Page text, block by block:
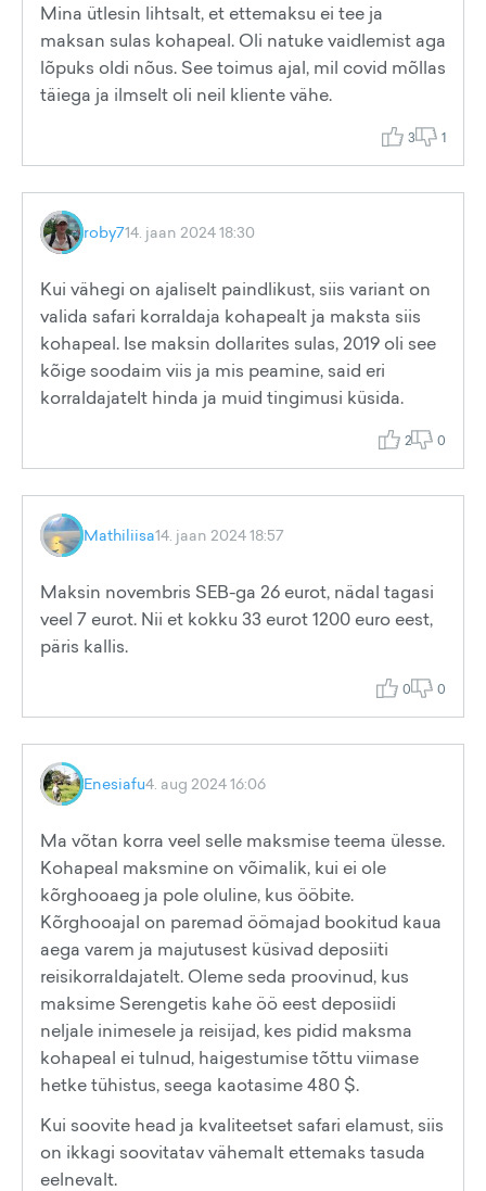
Mina ütlesin lihtsalt, et ettemaksu ei tee ja
maksan sulas kohapeal. Oli natuke vaidlemist aga
lõpuks oldi nõus. See toimus ajal, mil covid mõllas
täiega ja ilmselt oli neil kliente vähe.
3 1
roby714. jaan 2024 18:30
Kui vähegi on ajaliselt paindlikust, siis variant on
valida safari korraldaja kohapealt ja maksta siis
kohapeal. Ise maksin dollarites sulas, 2019 oli see
kõige soodaim viis ja mis peamine, said eri
korraldajatelt hinda ja muid tingimusi küsida.
2 0
Mathiliisa14. jaan 2024 18:57
Maksin novembris SEB-ga 26 eurot, nädal tagasi
veel 7 eurot. Nii et kokku 33 eurot 1200 euro eest,
päris kallis.
0 0
Enesiafu4. aug 2024 16:06
Ma võtan korra veel selle maksmise teema ülesse.
Kohapeal maksmine on võimalik, kui ei ole
kõrghooaeg ja pole oluline, kus ööbite.
Kõrghooajal on paremad öömajad bookitud kaua
aega varem ja majutusest küsivad deposiiti
reisikorraldajatelt. Oleme seda proovinud, kus
maksime Serengetis kahe öö eest deposiidi
neljale inimesele ja reisijad, kes pidid maksma
kohapeal ei tulnud, haigestumise tõttu viimase
hetke tühistus, seega kaotasime 480 $.
Kui soovite head ja kvaliteetset safari elamust, siis
on ikkagi soovitatav vähemalt ettemaks tasuda
eelnevalt.